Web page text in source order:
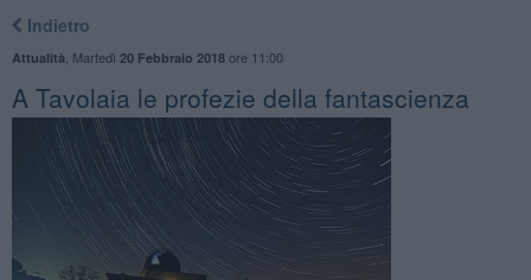
Indietro
Attualità Martedì 20 Febbraio 2018ore 11:00
A Tavolaia le profezie della fantascienza